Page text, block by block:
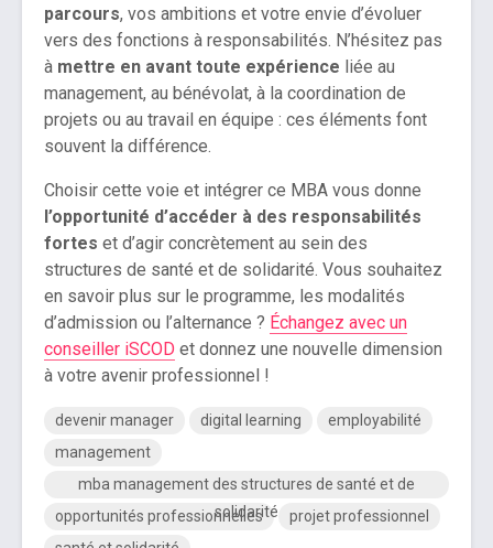
parcours, vos ambitions et votre envie d’évoluer
vers des fonctions à responsabilités. N’hésitez pas
à mettre en avant toute expérience liée au
management, au bénévolat, à la coordination de
projets ou au travail en équipe : ces éléments font
souvent la différence.
Choisir cette voie et intégrer ce MBA vous donne
l’opportunité d’accéder à des responsabilités
fortes et d’agir concrètement au sein des
structures de santé et de solidarité. Vous souhaitez
en savoir plus sur le programme, les modalités
d’admission ou l’alternance ? Échangez avec un
conseiller iSCOD et donnez une nouvelle dimension
à votre avenir professionnel !
devenir manager digital learning
employabilité
management
mba management des structures de santé et de
solidarité
opportunités professionnelles
projet professionnel